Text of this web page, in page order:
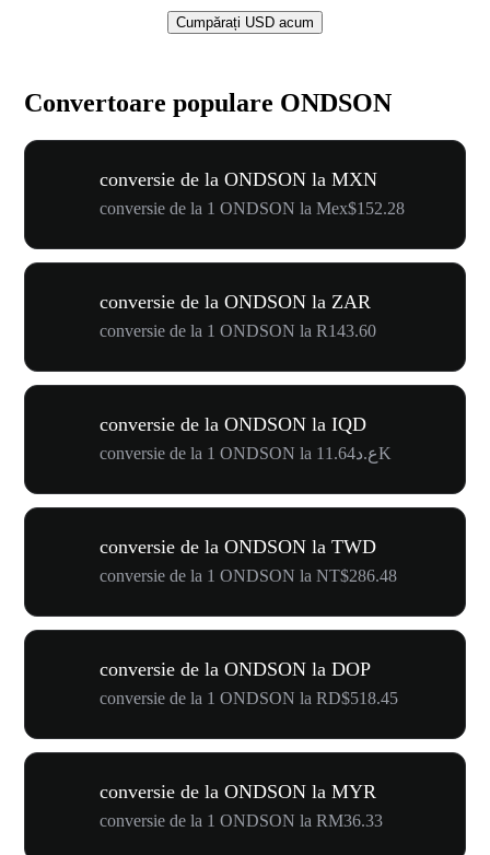
Cumpărați USD acum
Convertoare populare ONDSON
conversie de la ONDSON la MXN
conversie de la 1 ONDSON la Mex$152.28
conversie de la ONDSON la ZAR
conversie de la 1 ONDSON la R143.60
conversie de la ONDSON la IQD
conversie de la 1 ONDSON la ع.د11.64K
conversie de la ONDSON la TWD
conversie de la 1 ONDSON la NT$286.48
conversie de la ONDSON la DOP
conversie de la 1 ONDSON la RD$518.45
conversie de la ONDSON la MYR
conversie de la 1 ONDSON la RM36.33